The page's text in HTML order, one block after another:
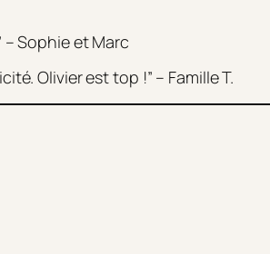
Sophie et Marc
Olivier est top !” – Famille T.